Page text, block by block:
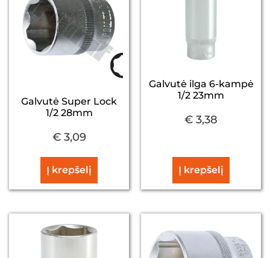
Galvutė Super Lock
1/2 28mm
€3,09
Į krepšelį
Galvutė ilga 6-kampė
1/2 23mm
€ 3,38
Į krepšelį